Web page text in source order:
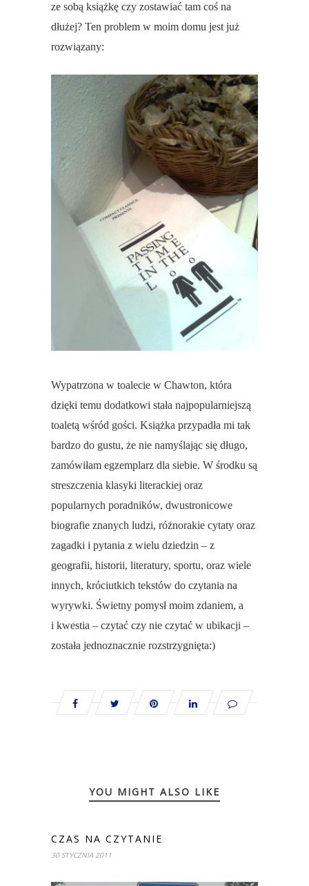
ze sobą książkę czy zostawiać tam coś na
dłużej? Ten problem w moim domu jest już
rozwiązany:
Wypatrzona w toalecie w Chawton, która
dzięki temu dodatkowi stała najpopularniejszą
toaletą wśród gości. Książka przypadła mi tak
bardzo do gustu, że nie namyślając się długo,
zamówiłam egzemplarz dla siebie. W środku są
streszczenia klasyki literackiej oraz
popularnych poradników, dwustronicowe
biografie znanych ludzi, różnorakie cytaty oraz
zagadki i pytania z wielu dziedzin – z
geografii, historii, literatury, sportu, oraz wiele
innych, króciutkich tekstów do czytania na
wyrywki. Świetny pomysł moim zdaniem, a
i kwestia – czytać czy nie czytać w ubikacji –
została jednoznacznie rozstrzygnięta:)
YOU MIGHT ALSO LIKE
CZAS NA CZYTANIE
30 STYCZNIA 2011